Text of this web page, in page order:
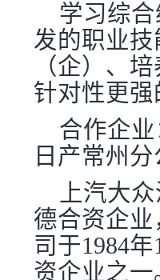
学习综
发的职业
（企）、
针对性更
合作企
日产常州
上汽大
德合资企
司于1984
资企业之